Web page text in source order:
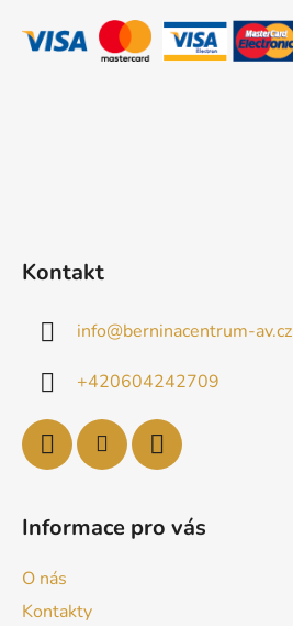
Kontakt
info@berninacentrum-av.cz
+420604242709
Informace pro vás
O nás
Kontakty